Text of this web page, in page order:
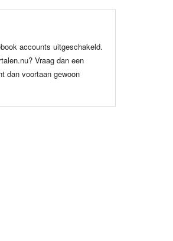
accounts uitgeschakeld.
Vraag dan een
dan voortaan gewoon